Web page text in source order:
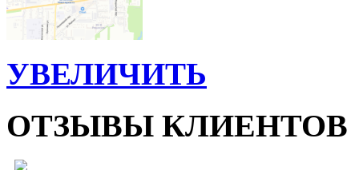
УВЕЛИЧИТЬ
ОТЗЫВЫ КЛИЕНТОВ